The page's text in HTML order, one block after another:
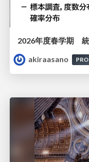
akiraasano
PRO